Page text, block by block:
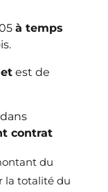
à temps
est de
contrat
du
la totalité du